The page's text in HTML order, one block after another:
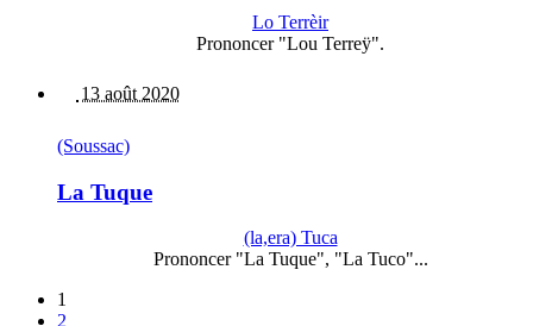
Lo Terrèir
Prononcer "Lou Terreÿ".
13 août 2020
(Soussac)
La Tuque
(la,era) Tuca
Prononcer "La Tuque", "La Tuco"...
1
2